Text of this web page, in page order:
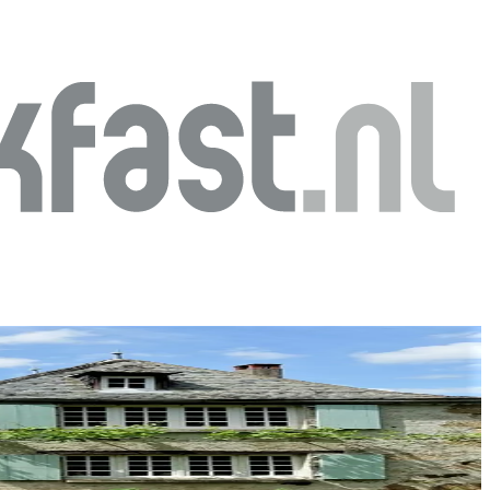
giusto. La nostra paginaIdee di viaggioin B&B è piena di storie,
più bei luoghi di ogni destinazione. Immergiti in un mondo fatto di